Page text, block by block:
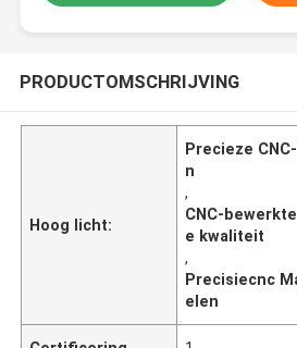
PRODUCTOMSCHRIJVING
Hoog licht:
Precieze
n
,
CNC-
e kwaliteit
,
Precisiecnc
elen